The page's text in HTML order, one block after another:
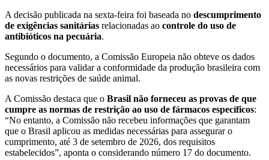
A decisão publicada na sexta-feira foi baseada no descumprimento
de exigências sanitárias relacionadas ao controle do uso de
antibióticos na pecuária.
Segundo o documento, a Comissão Europeia não obteve os dados
necessários para validar a conformidade da produção brasileira com
as novas restrições de saúde animal.
A Comissão destaca que o Brasil não forneceu as provas de que
cumpre as normas de restrição ao uso de fármacos específicos:
“No entanto, a Comissão não recebeu informações que garantam
que o Brasil aplicou as medidas necessárias para assegurar o
cumprimento, até 3 de setembro de 2026, dos requisitos
estabelecidos”, aponta o considerando número 17 do documento.